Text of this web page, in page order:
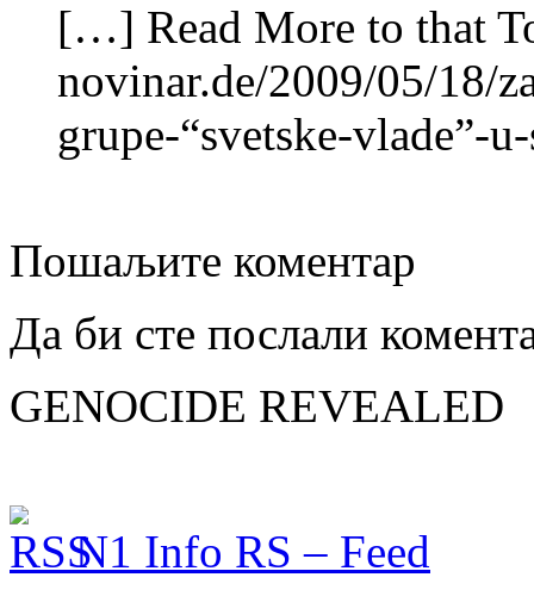
[…] Read More to that
novinar.de/2009/05/18/
grupe-“svetske-vlade”-
Пошаљите коментар
Да би сте послали
GENOCIDE REVEALED
N1 Info RS – Feed